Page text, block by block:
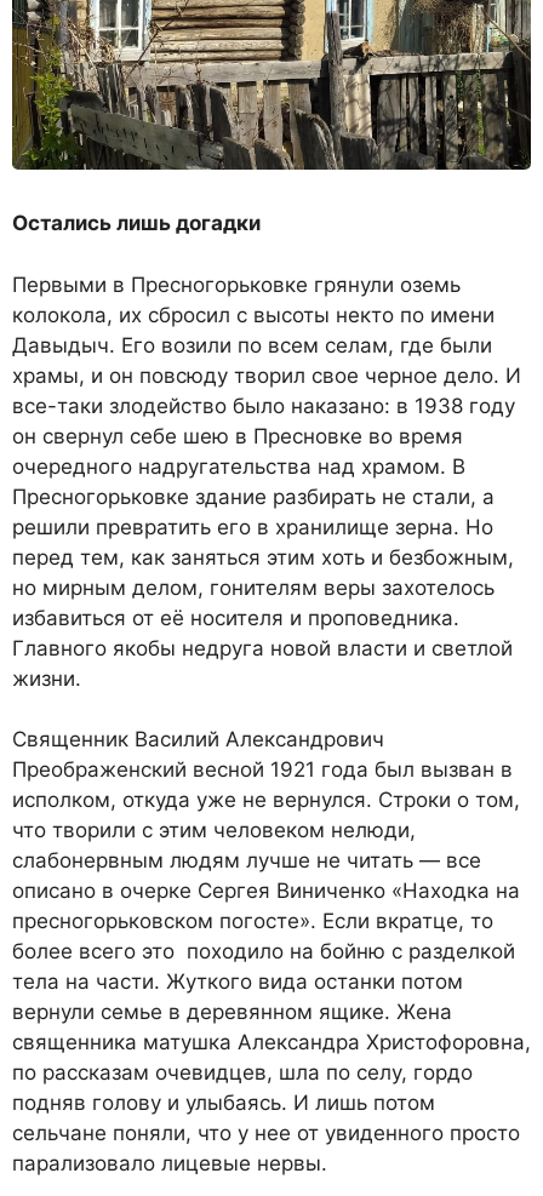
Остались лишь догадки
Первыми в Пресногорьковке грянули оземь
колокола, их сбросил с высоты некто по имени
Давыдыч. Его возили по всем селам, где были
храмы, и он повсюду творил свое черное дело. И
все-таки злодейство было наказано: в 1938 году
он свернул себе шею в Пресновке во время
очередного надругательства над храмом. В
Пресногорьковке здание разбирать не стали, а
решили превратить его в хранилище зерна. Но
перед тем, как заняться этим хоть и безбожным,
но мирным делом, гонителям веры захотелось
избавиться от её носителя и проповедника.
Главного якобы недруга новой власти и светлой
жизни.
Священник Василий Александрович
Преображенский весной 1921 года был вызван в
исполком, откуда уже не вернулся. Строки о том,
что творили с этим человеком нелюди,
слабонервным людям лучше не читать — все
описано в очерке Сергея Виниченко «Находка на
пресногорьковском погосте». Если вкратце, то
более всего это походило на бойню с разделкой
тела на части. Жуткого вида останки потом
вернули семье в деревянном ящике. Жена
священника матушка Александра Христофоровна,
по рассказам очевидцев, шла по селу, гордо
подняв голову и улыбаясь. И лишь потом
сельчане поняли, что у нее от увиденного просто
парализовало лицевые нервы.